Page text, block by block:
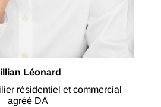
Léonard
résidentiel et commercial
agréé DA